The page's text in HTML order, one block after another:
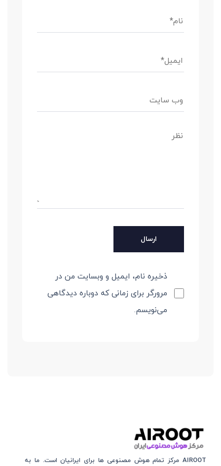
ذخیره نام، ایمیل و وبسایت من در
مرورگر برای زمانی که دوباره دیدگاهی
می‌نویسم.
AIROOT مرکز تمام هوش مصنوعی‌‌‌ ها برای ایرانیان است. ما به